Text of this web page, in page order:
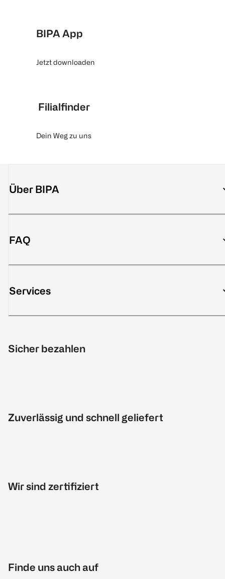
BIPA App
Jetzt downloaden
Filialfinder
Dein Weg zu uns
Über BIPA
FAQ
Services
Sicher bezahlen
Zuverlässig und schnell geliefert
Wir sind zertifiziert
Finde uns auch auf